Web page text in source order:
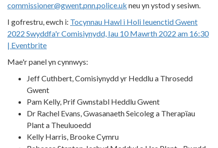
commissioner@gwent.pnn.police.uk neu yn ystod y sesiwn.
I gofrestru, ewch i: Tocynnau Hawl i Holi Ieuenctid Gwent
2022 Swyddfa'r Comisiynydd, Iau 10 Mawrth 2022 am 16:30
| Eventbrite
Mae'r panel yn cynnwys:
Jeff Cuthbert, Comisiynydd yr Heddlu a Throsedd
Gwent
Pam Kelly, Prif Gwnstabl Heddlu Gwent
Dr Rachel Evans, Gwasanaeth Seicoleg a Therapïau
Plant a Theuluoedd
Kelly Harris, Brooke Cymru